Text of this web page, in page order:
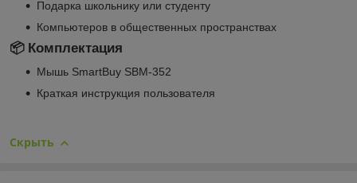
Подарка школьнику или студенту
Компьютеров в общественных пространствах
📦 Комплектация
Мышь SmartBuy SBM-352
Краткая инструкция пользователя
Скрыть